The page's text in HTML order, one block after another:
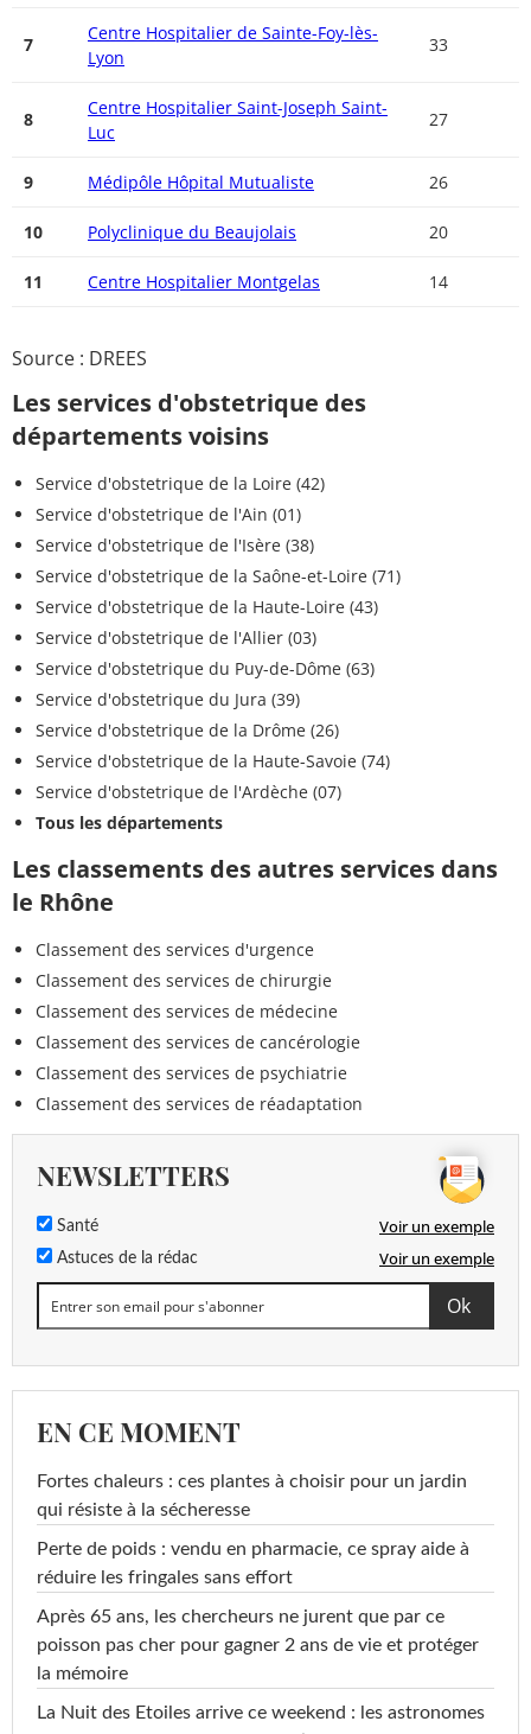
7
Centre Hospitalier de Sainte-Foy-lès-
Lyon
33
8
Centre Hospitalier Saint-Joseph Saint-
Luc
27
9 Médipôle Hôpital Mutualiste 26
10 Polyclinique du Beaujolais 20
11 Centre Hospitalier Montgelas 14
Source : DREES
Les services d'obstetrique des
départements voisins
Service d'obstetrique de la Loire (42)
Service d'obstetrique de l'Ain (01)
Service d'obstetrique de l'Isère (38)
Service d'obstetrique de la Saône-et-Loire (71)
Service d'obstetrique de la Haute-Loire (43)
Service d'obstetrique de l'Allier (03)
Service d'obstetrique du Puy-de-Dôme (63)
Service d'obstetrique du Jura (39)
Service d'obstetrique de la Drôme (26)
Service d'obstetrique de la Haute-Savoie (74)
Service d'obstetrique de l'Ardèche (07)
Tous les départements
Les classements des autres services dans
le Rhône
Classement des services d'urgence
Classement des services de chirurgie
Classement des services de médecine
Classement des services de cancérologie
Classement des services de psychiatrie
Classement des services de réadaptation
NEWSLETTERS
Santé Voir un exemple
Astuces de la rédac Voir un exemple
EN CE MOMENT
Fortes chaleurs : ces plantes à choisir pour un jardin
qui résiste à la sécheresse
Perte de poids : vendu en pharmacie, ce spray aide à
réduire les fringales sans effort
Après 65 ans, les chercheurs ne jurent que par ce
poisson pas cher pour gagner 2 ans de vie et protéger
la mémoire
La Nuit des Etoiles arrive ce weekend : les astronomes